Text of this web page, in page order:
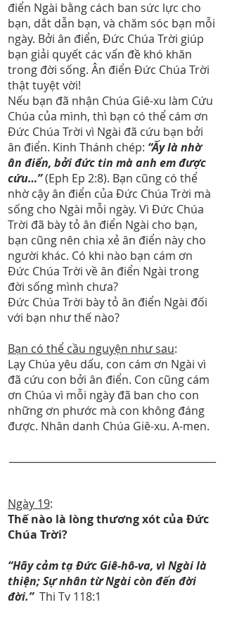
điển Ngài bằng cách ban sức lực cho
bạn, dắt dẫn bạn, và chăm sóc bạn mỗi
ngày. Bởi ân điển, Đức Chúa Trời giúp
bạn giải quyết các vấn đề khó khăn
trong đời sống. Ân điển Đức Chúa Trời
thật tuyệt vời!
Nếu bạn đã nhận Chúa Giê-xu làm Cứu
Chúa của mình, thì bạn có thể cám ơn
Đức Chúa Trời vì Ngài đã cứu bạn bởi
ân điển. Kinh Thánh chép: “Ấy là nhờ
ân điển, bởi đức tin mà anh em được
cứu…”(Eph Ep 2:8). Bạn cũng có thể
nhờ cậy ân điển của Đức Chúa Trời mà
sống cho Ngài mỗi ngày. Vì Đức Chúa
Trời đã bày tỏ ân điển Ngài cho bạn,
bạn cũng nên chia xẻ ân điển này cho
người khác. Có khi nào bạn cám ơn
Đức Chúa Trời về ân điển Ngài trong
đời sống mình chưa?
Đức Chúa Trời bày tỏ ân điển Ngài đối
với bạn như thế nào?
Bạn có thể cầu nguyện như sau:
Lạy Chúa yêu dấu, con cám ơn Ngài vì
đã cứu con bởi ân điển. Con cũng cám
ơn Chúa vì mỗi ngày đã ban cho con
những ơn phước mà con không đáng
được. Nhân danh Chúa Giê-xu. A-men.
Ngày 19:
Thế nào là lòng thương xót của Đức
Chúa Trời?
“Hãy cảm tạ Đức Giê-hô-va, vì Ngài là
thiện; Sự nhân từ Ngài còn đến đời
đời.”Thi Tv 118:1